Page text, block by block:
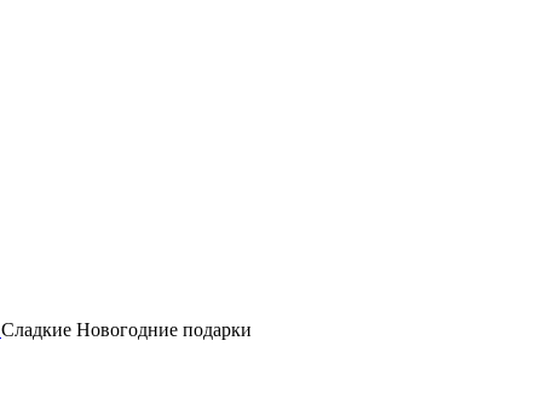
Сладкие Новогодние подарки